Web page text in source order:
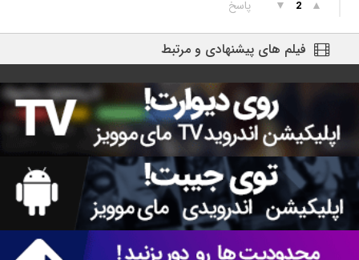
▲
2
▼ پاسخ
فیلم های پیشنهادی و مرتبط